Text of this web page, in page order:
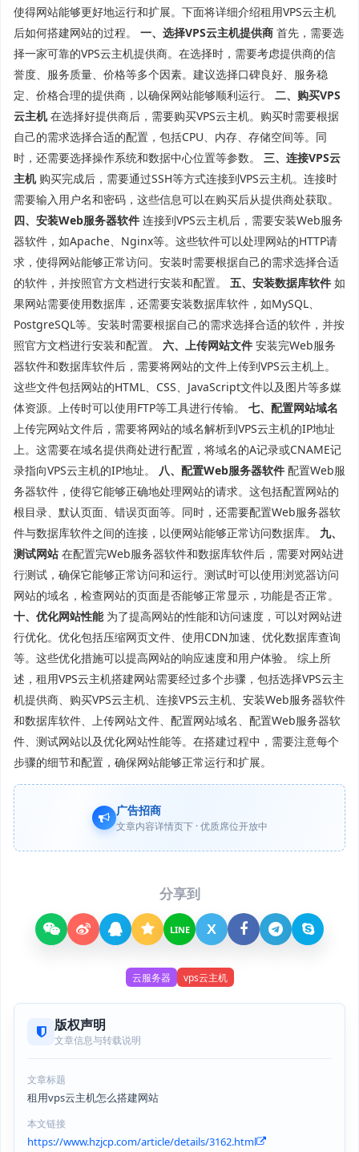
使得网站能够更好地运行和扩展。下面将详细介绍租用VPS云主机
后如何搭建网站的过程。 一、选择VPS云主机提供商 首先，需要选
择一家可靠的VPS云主机提供商。在选择时，需要考虑提供商的信
誉度、服务质量、价格等多个因素。建议选择口碑良好、服务稳
定、价格合理的提供商，以确保网站能够顺利运行。 二、购买VPS
云主机在选择好提供商后，需要购买VPS云主机。购买时需要根据
自己的需求选择合适的配置，包括CPU、内存、存储空间等。同
时，还需要选择操作系统和数据中心位置等参数。 三、连接VPS云
主机购买完成后，需要通过SSH等方式连接到VPS云主机。连接时
需要输入用户名和密码，这些信息可以在购买后从提供商处获取。
四、安装Web服务器软件 连接到VPS云主机后，需要安装Web服务
器软件，如Apache、Nginx等。这些软件可以处理网站的HTTP请
求，使得网站能够正常访问。安装时需要根据自己的需求选择合适
的软件，并按照官方文档进行安装和配置。 五、安装数据库软件 如
果网站需要使用数据库，还需要安装数据库软件，如MySQL、
PostgreSQL等。安装时需要根据自己的需求选择合适的软件，并按
照官方文档进行安装和配置。 六、上传网站文件 安装完Web服务
器软件和数据库软件后，需要将网站的文件上传到VPS云主机上。
这些文件包括网站的HTML、CSS、JavaScript文件以及图片等多媒
体资源。上传时可以使用FTP等工具进行传输。 七、配置网站域名
上传完网站文件后，需要将网站的域名解析到VPS云主机的IP地址
上。这需要在域名提供商处进行配置，将域名的A记录或CNAME记
录指向VPS云主机的IP地址。 八、配置Web服务器软件 配置Web服
务器软件，使得它能够正确地处理网站的请求。这包括配置网站的
根目录、默认页面、错误页面等。同时，还需要配置Web服务器软
件与数据库软件之间的连接，以便网站能够正常访问数据库。 九、
测试网站 在配置完Web服务器软件和数据库软件后，需要对网站进
行测试，确保它能够正常访问和运行。测试时可以使用浏览器访问
网站的域名，检查网站的页面是否能够正常显示，功能是否正常。
十、优化网站性能为了提高网站的性能和访问速度，可以对网站进
行优化。优化包括压缩网页文件、使用CDN加速、优化数据库查询
等。这些优化措施可以提高网站的响应速度和用户体验。 综上所
述，租用VPS云主机搭建网站需要经过多个步骤，包括选择VPS云主
机提供商、购买VPS云主机、连接VPS云主机、安装Web服务器软件
和数据库软件、上传网站文件、配置网站域名、配置Web服务器软
件、测试网站以及优化网站性能等。在搭建过程中，需要注意每个
步骤的细节和配置，确保网站能够正常运行和扩展。
广告招商
文章内容详情页下 · 优质席位开放中
分享到
LINE X
云服务器 vps云主机
版权声明
文章信息与转载说明
文章标题
租用vps云主机怎么搭建网站
本文链接
https://www.hzjcp.com/article/details/3162.html